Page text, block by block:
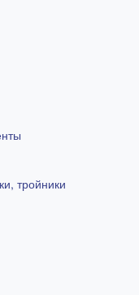
тройники